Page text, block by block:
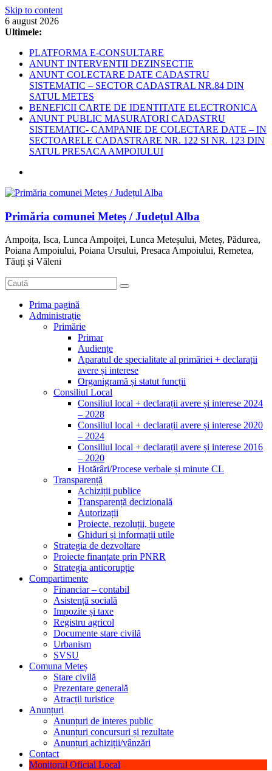
Skip to content
6 august 2026
Ultimele:
PLATFORMA E-CONSULTARE
ANUNT INTERVENTII DEZINSECTIE
ANUNT COLECTARE DATE CADASTRU
SISTEMATIC – SECTOR CADASTRAL NR.84 DIN
SATUL METES
BENEFICII CARTE DE IDENTITATE ELECTRONICA
ANUNT PUBLIC MASURATORI CADASTRU
SISTEMATIC- CAMPANIE DE COLECTARE DATE – IN
SECTOARELE CADASTRARE NR. 122 SI NR. 123 DIN
SATUL PRESACA AMPOIULUI
Primăria comunei Meteș / Județul Alba
Ampoița, Isca, Lunca Ampoiței, Lunca Meteșului, Meteș, Pădurea,
Poiana Ampoiului, Poiana Ursului, Presaca Ampoiului, Remetea,
Tăuți și Văleni
Prima pagină
Administrație
Primărie
Primar
Audiențe
Aparatul de specialitate al primăriei + declarații
avere și interese
Organigramă și statut funcții
Consiliul Local
Consiliul local + declarații avere și interese 2024
– 2028
Consiliul local + declarații avere și interese 2020
– 2024
Consiliul local + declarații avere și interese 2016
– 2020
Hotărâri/Procese verbale și minute CL
Transparență
Achiziții publice
Transparență decizională
Autorizații
Proiecte, rezoluții, bugete
Ghiduri și informații utile
Strategia de dezvoltare
Proiecte finanțate prin PNRR
Strategia anticorupție
Compartimente
Financiar – contabil
Asistență socială
Impozite și taxe
Registru agricol
Documente stare civilă
Urbanism
SVSU
Comuna Meteș
Stare civilă
Prezentare generală
Atracții turistice
Anunțuri
Anunțuri de interes public
Anunțuri concursuri și rezultate
Anunțuri achiziții/vânzări
Contact
Monitorul Oficial Local